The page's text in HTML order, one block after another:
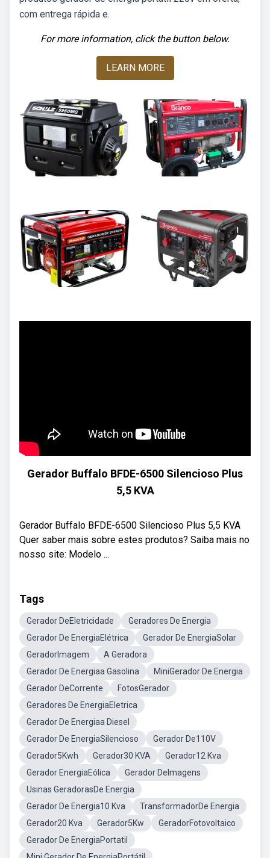
com entrega rápida e.
For more information, click the button below.
LEARN MORE
Gerador Buffalo BFDE-6500 Silencioso Plus
5,5 KVA
Gerador Buffalo BFDE-6500 Silencioso Plus 5,5 KVA
Quer saber mais sobre estes produtos? Saiba mais no
nosso site: Modelo ...
Tags
Gerador DeEletricidade
Geradores De Energia
Gerador De EnergiaElétrica
Gerador De EnergiaSolar
GeradorImagem
A Geradora
Gerador De Energiaa Gasolina
MiniGerador De Energia
Gerador DeCorrente
FotosGerador
Geradores De EnergiaEletrica
Gerador De Energiaa Diesel
Gerador De EnergiaSilencioso
Gerador De110V
Gerador5Kwh
Gerador30 KVA
Gerador12 Kva
Gerador EnergiaEólica
Gerador DeImagens
Usinas GeradorasDe Energia
Gerador De Energia10 Kva
TransformadorDe Energia
Gerador20 Kva
Gerador5Kw
GeradorFotovoltaico
Gerador De EnergiaPortatil